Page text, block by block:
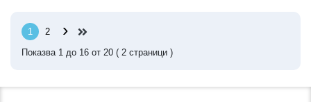
1 2 ›
Показва 1 до 16 от 20 ( 2 страници )